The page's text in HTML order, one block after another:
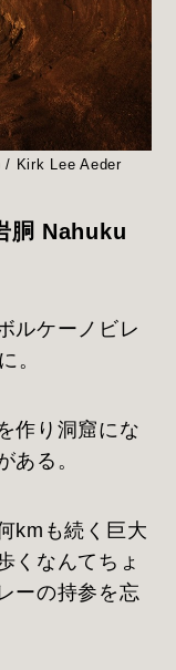
Kirk Lee Aeder
胴 Nahuku
ルケーノビレ
。
作り洞窟にな
ある。
kmも続く巨大
くなんてちょ
ーの持参を忘